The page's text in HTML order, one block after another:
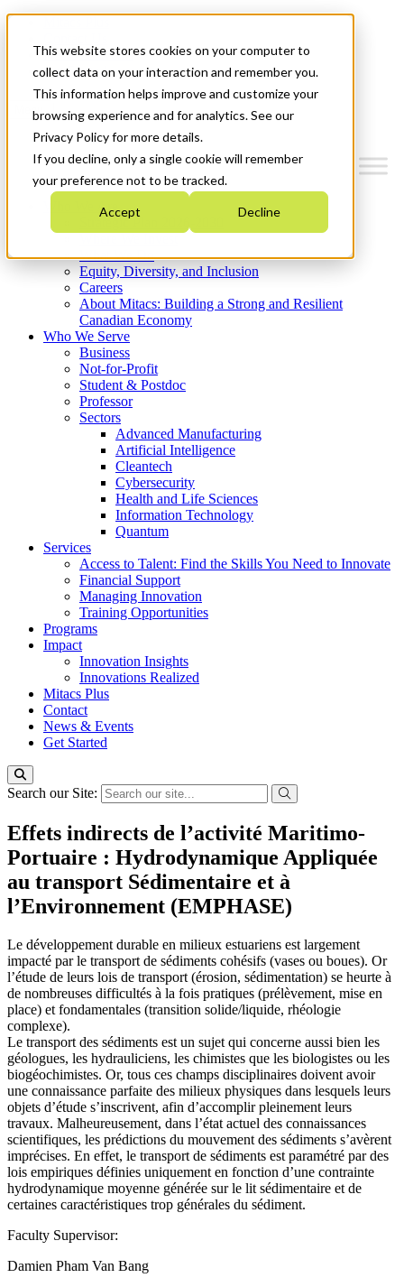
This website stores cookies on your computer to
collect data on your interaction and remember you.
This information helps improve and customize your
browsing experience and for analytics. See our
Privacy Policy for more details.
If you decline, only a single cookie will remember
your preference not to be tracked.
Accept Decline
News & Events
Get Started
Menu
Who We Are
Strategic Plan 2026-2030
What We Do
Equity, Diversity, and Inclusion
Careers
About Mitacs: Building a Strong and Resilient
Canadian Economy
Who We Serve
Business
Not-for-Profit
Student & Postdoc
Professor
Sectors
Advanced Manufacturing
Artificial Intelligence
Cleantech
Cybersecurity
Health and Life Sciences
Information Technology
Quantum
Services
Access to Talent: Find the Skills You Need to Innovate
Financial Support
Managing Innovation
Training Opportunities
Programs
Impact
Innovation Insights
Innovations Realized
Mitacs Plus
Contact
News & Events
Get Started
Search our Site:
Effets indirects de l’activité Maritimo-
Portuaire : Hydrodynamique Appliquée
au transport Sédimentaire et à
l’Environnement (EMPHASE)
Le développement durable en milieux estuariens est largement
impacté par le transport de sédiments cohésifs (vases ou boues). Or
l’étude de leurs lois de transport (érosion, sédimentation) se heurte à
de nombreuses difficultés à la fois pratiques (prélèvement, mise en
place) et fondamentales (transition solide/liquide, rhéologie
complexe).
Le transport des sédiments est un sujet qui concerne aussi bien les
géologues, les hydrauliciens, les chimistes que les biologistes ou les
biogéochimistes. Or, tous ces champs disciplinaires doivent avoir
une connaissance parfaite des milieux physiques dans lesquels leurs
objets d’étude s’inscrivent, afin d’accomplir pleinement leurs
travaux. Malheureusement, dans l’état actuel des connaissances
scientifiques, les prédictions du mouvement des sédiments s’avèrent
imprécises. En effet, le transport de sédiments est paramétré par des
lois empiriques définies uniquement en fonction d’une contrainte
hydrodynamique moyenne générée sur le lit sédimentaire et de
certaines caractéristiques trop générales du sédiment.
Faculty Supervisor:
Damien Pham Van Bang